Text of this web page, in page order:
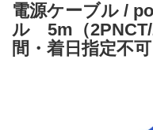
電源ケーブル /
ル 5m（2PNCT/
間・着日指定不可